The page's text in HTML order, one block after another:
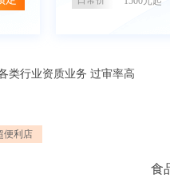
类行业资质业务 过审率高
便利店
食